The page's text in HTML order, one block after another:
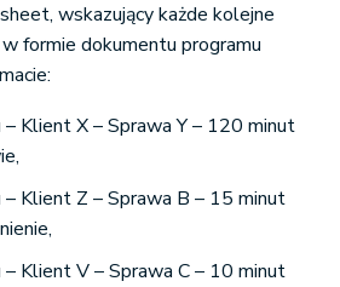
wskazujący każde kolejne
formie dokumentu programu
Klient X – Sprawa Y – 120 minut
Klient Z – Sprawa B – 15 minut
Klient V – Sprawa C – 10 minut